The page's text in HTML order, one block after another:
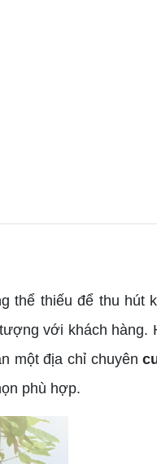
thể thiếu để thu hút
với khách hàng.
một địa chỉ chuyên
phù hợp.